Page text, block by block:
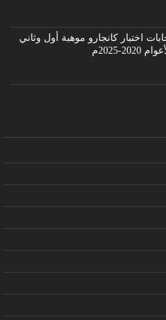
اختبار كانجارو موهبة أول وثاني
2025م